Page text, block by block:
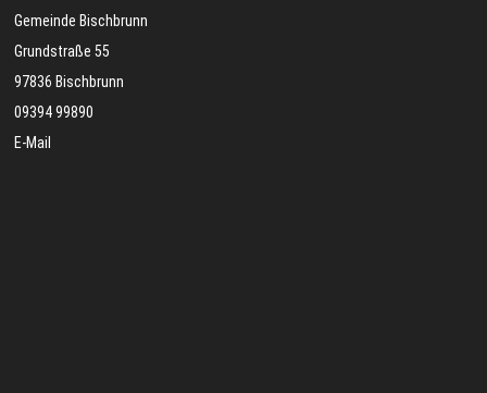
Gemeinde Bischbrunn
Grundstraße 55
97836 Bischbrunn
09394 99890
E-Mail